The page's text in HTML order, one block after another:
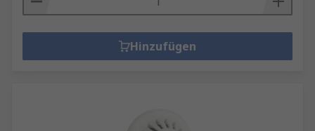
Hinzufügen